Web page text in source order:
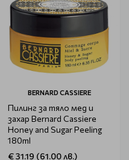
BERNARD CASSIERE
Пилинг за тяло мед и
захар Bernard Cassiere
Honey and Sugar Peeling
180ml
€ 31.19 (61.00 лв.)